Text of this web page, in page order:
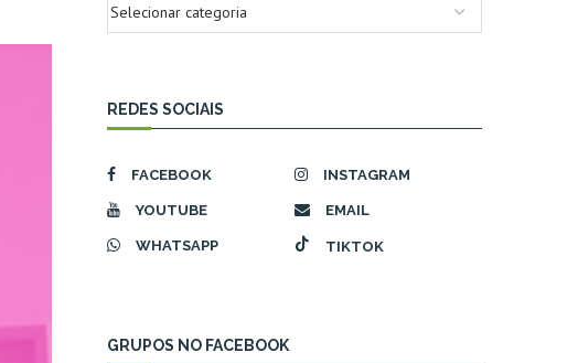
REDES SOCIAIS
FACEBOOK INSTAGRAM
YOUTUBE EMAIL
WHATSAPP TIKTOK
GRUPOS NO FACEBOOK